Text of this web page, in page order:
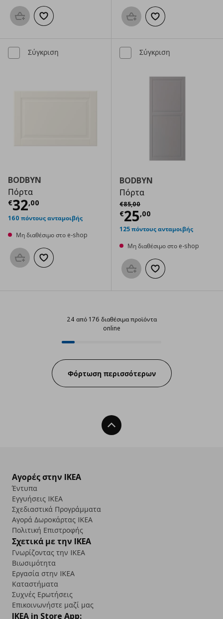
Προσθήκη στο καλάθι
Προσθήκη στα αγαπημένα Προσθήκη στο καλάθι
Προσθήκη στα
Σύγκριση
BODBYN
Πόρτα
€32,00
Τρέχουσα τιμή € 32,00
160 πόντους ανταμοιβής
Μη διαθέσιμο στο e-shop
Προσθήκη στο καλάθι
Προσθήκη στα αγαπημένα
Σύγκριση
BODBYN
Πόρτα
€85,00
Αρχική τιμή
€25,00
Τρέχουσα
125 πόντους ανταμοιβής
Μη διαθέσιμο στο e-shop
Προσθήκη στο καλάθι
Προσθήκη στα
24 από 176 διαθέσιμα προϊόντα
online
24 από 176 διαθέσιμα προϊόντα
Progress:
Φόρτωση περισσότερων
Back To Top
Αγορές στην IKEA
Έντυπα
Εγγυήσεις IKEA
Σχεδιαστικά Προγράμματα
Αγορά Δωρoκάρτας IKEA
Πολιτική Επιστροφής
Σχετικά με την IKEA
Γνωρίζοντας την IKEA
Βιωσιμότητα
Εργασία στην IKEA
Καταστήματα
Συχνές Ερωτήσεις
Επικοινωνήστε μαζί μας
IKEA in Store App: